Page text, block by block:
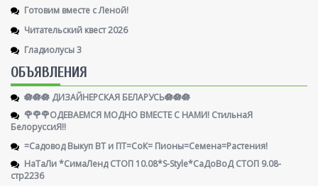
Готовим вместе с Леной!
Читательский квест 2026
Гладиолусы 3
ОБЪЯВЛЕНИЯ
🪷🪷🪷 ДИЗАЙНЕРСКАЯ БЕЛАРУСЬ🪷🪷🪷
🌹🌹🌹ОДЕВАЕМСЯ МОДНО ВМЕСТЕ С НАМИ! СтильнаЯ
БелоруссиЯ‼
=Садовод Выкуп ВТ и ПТ=СоК= Пионы=Семена=Растения!
НаТаЛи *СимаЛенд СТОП 10.08*S-Style*СаДоВоД СТОП 9.08-
стр2236